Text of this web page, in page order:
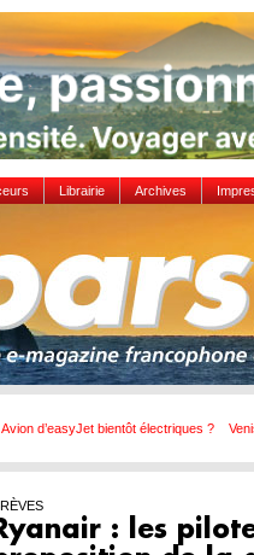
Librairie Archives
Avion d’easyJet bientôt électriques ?
: les